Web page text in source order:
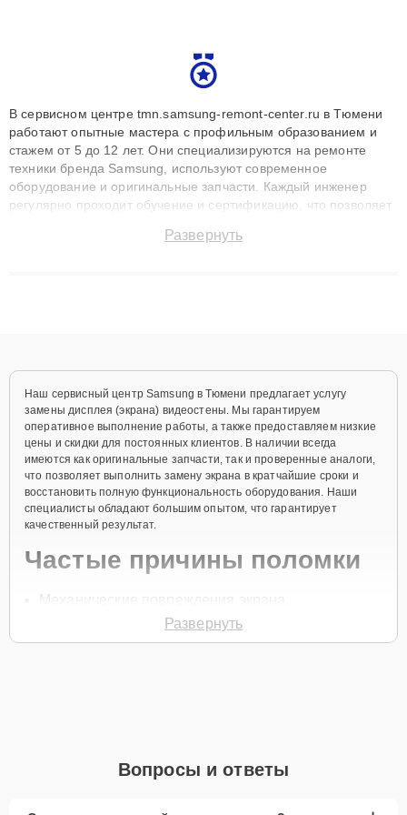
В сервисном центре tmn.samsung-remont-center.ru в Тюмени
работают опытные мастера с профильным образованием и
стажем от 5 до 12 лет. Они специализируются на ремонте
техники бренда Samsung, используют современное
оборудование и оригинальные запчасти. Каждый инженер
регулярно проходит обучение и сертификацию, что позволяет
технику с сохранением гарантии до 3 лет. Наши мастера
Развернуть
Наш сервисный центр Samsung в Тюмени предлагает услугу
замены дисплея (экрана) видеостены. Мы гарантируем
оперативное выполнение работы, а также предоставляем низкие
цены и скидки для постоянных клиентов. В наличии всегда
имеются как оригинальные запчасти, так и проверенные аналоги,
что позволяет выполнить замену экрана в кратчайшие сроки и
восстановить полную функциональность оборудования. Наши
специалисты обладают большим опытом, что гарантирует
качественный результат.
Частые причины поломки
Механические повреждения экрана.
Появление трещин на дисплее.
специалист свяжется с вами в течение минуты для уточнения
деталей и записи на диагностику и замену экрана вашего
Развернуть
Вопросы и ответы